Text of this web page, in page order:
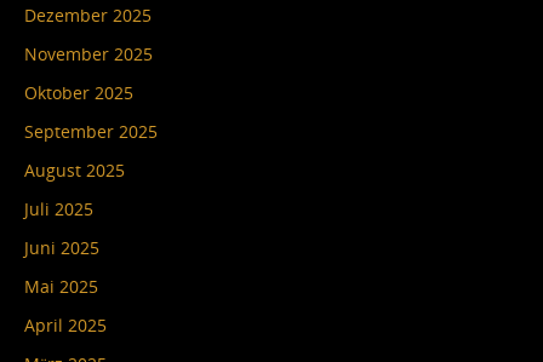
Dezember 2025
November 2025
Oktober 2025
September 2025
August 2025
Juli 2025
Juni 2025
Mai 2025
April 2025